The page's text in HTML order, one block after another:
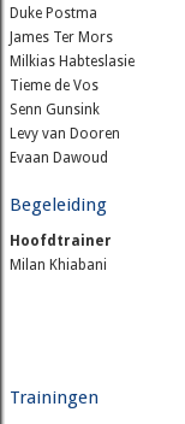
Duke Postma
James Ter Mors
Milkias Habteslasie
Tieme de Vos
Senn Gunsink
Levy van Dooren
Evaan Dawoud
Begeleiding
Hoofdtrainer
Milan Khiabani
Trainingen